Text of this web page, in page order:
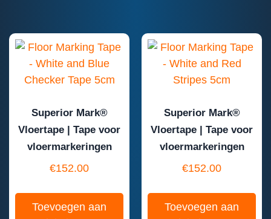
Superior Mark®
Vloertape | Tape voor
vloermarkeringen
€152.00
Toevoegen aan
Superior Mark®
Vloertape | Tape voor
vloermarkeringen
€152.00
Toevoegen aan